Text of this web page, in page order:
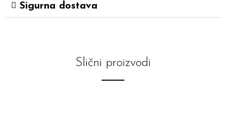
Sigurna dostava
Slični proizvodi